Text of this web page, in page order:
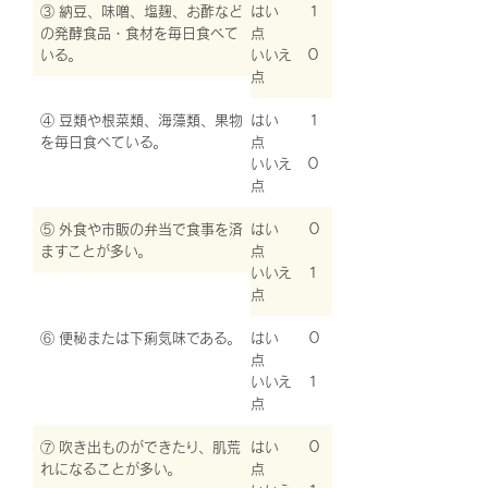
③ 納豆、味噌、塩麹、お酢など
の発酵食品・食材を毎日食べて
いる。
はい １
点
いいえ ０
点
④ 豆類や根菜類、海藻類、果物
を毎日食べている。
はい １
点
いいえ ０
点
⑤ 外食や市販の弁当で食事を済
ますことが多い。
はい ０
点
いいえ １
点
⑥ 便秘または下痢気味である。
はい ０
点
いいえ １
点
⑦ 吹き出ものができたり、肌荒
れになることが多い。
はい ０
点